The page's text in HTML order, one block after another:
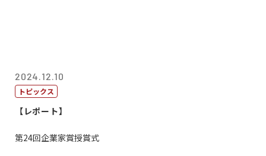
2024.12.10
トピックス
【レポート】
第24回企業家賞授賞式